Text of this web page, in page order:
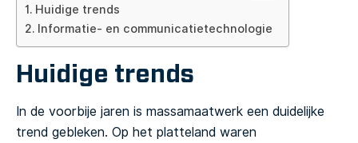
Huidige trends
Informatie- en communicatietechnologie
Huidige trends
In de voorbije jaren is massamaatwerk een duidelijke
trend gebleken. Op het platteland waren